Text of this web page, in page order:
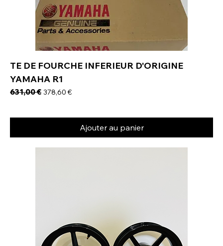
TE DE FOURCHE INFERIEUR D'ORIGINE
YAMAHA R1
Prix original
631,00 € Prix promotionnel
378,60 €
Ajouter au panier